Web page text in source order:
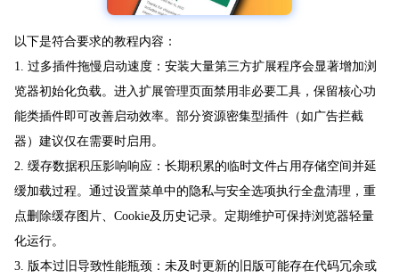
以下是符合要求的教程内容：
1. 过多插件拖慢启动速度：安装大量第三方扩展程序会显著增加浏
览器初始化负载。进入扩展管理页面禁用非必要工具，保留核心功
能类插件即可改善启动效率。部分资源密集型插件（如广告拦截
器）建议仅在需要时启用。
2. 缓存数据积压影响响应：长期积累的临时文件占用存储空间并延
缓加载过程。通过设置菜单中的隐私与安全选项执行全盘清理，重
点删除缓存图片、Cookie及历史记录。定期维护可保持浏览器轻量
化运行。
3. 版本过旧导致性能瓶颈：未及时更新的旧版可能存在代码冗余或